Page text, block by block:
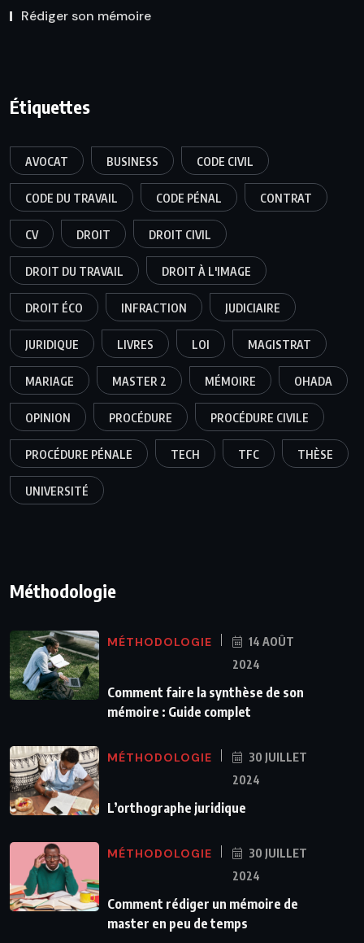
Rédiger son mémoire
Étiquettes
AVOCAT BUSINESS CODE CIVIL
CODE DU TRAVAIL CODE PÉNAL CONTRAT
CV DROIT DROIT CIVIL
DROIT DU TRAVAIL DROIT À L'IMAGE
DROIT ÉCO INFRACTION JUDICIAIRE
JURIDIQUE LIVRES LOI MAGISTRAT
MARIAGE MASTER 2 MÉMOIRE OHADA
OPINION PROCÉDURE PROCÉDURE CIVILE
PROCÉDURE PÉNALE TECH TFC THÈSE
UNIVERSITÉ
Méthodologie
MÉTHODOLOGIE
14 AOÛT
2024
Comment faire la synthèse de son
mémoire : Guide complet
MÉTHODOLOGIE
30 JUILLET
2024
L’orthographe juridique
MÉTHODOLOGIE
30 JUILLET
2024
Comment rédiger un mémoire de
master en peu de temps